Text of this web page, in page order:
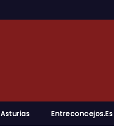
Asturias Entreconcejos.es